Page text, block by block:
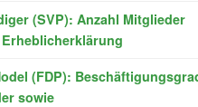
(SVP): Anzahl Mitglieder
(FDP):
sowie